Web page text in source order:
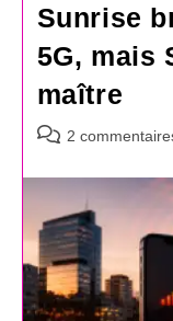
Sunrise
5G, mais
maître
Commentaires
la
publication :
2